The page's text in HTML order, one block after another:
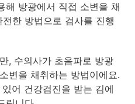
해 방광에서 직접 소변을 채
전한 방법으로 검사를 진행
, 수의사가 초음파로 방광
변을 채취하는 방법이에요.
어 건강검진을 받는 김에